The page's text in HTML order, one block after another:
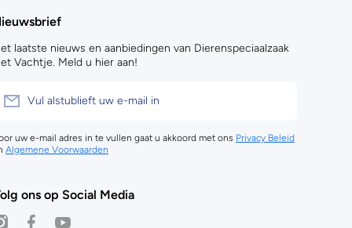
laatste nieuws en aanbiedingen van Dierenspeciaalzaak
Vachtje. Meld u hier aan!
Vul alstublieft uw e-mail in
uw e-mail adres in te vullen gaat u akkoord met ons Privacy Beleid
Algemene Voorwaarden
ons op Social Media
dierenspeciaalzaak_het_vachtje/
facebookcom/HetVachtjeAmsterdam
youtubecom/@hetvachtje